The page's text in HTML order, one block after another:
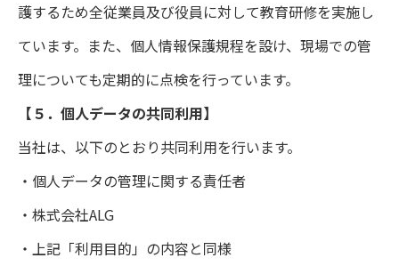
護するため全従業員及び役員に対して教育研修を実施し
ています。また、個人情報保護規程を設け、現場での管
理についても定期的に点検を行っています。
【５．個人データの共同利用】
当社は、以下のとおり共同利用を行います。
・個人データの管理に関する責任者
・株式会社ALG
・上記「利用目的」の内容と同様